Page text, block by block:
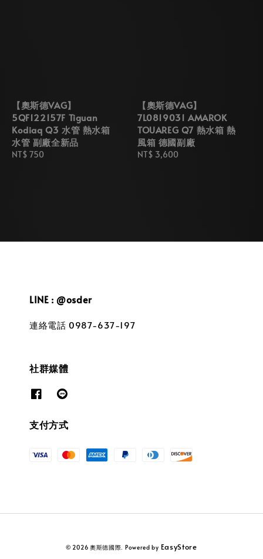
【奧斯德VAG】
5QF122157F Tiguan
Kodiaq Q3 水管 熱水箱
水管 副廠全新品
Regular
NT$ 750
【奧斯德VAG】
7L0819031 AMAROK
TOUAREG Q7 熱水箱 熱
風箱 德國副廠
Regular
NT$ 3,600
LINE : @osder
連絡電話 0987-637-197
社群媒體
支付方式
© 2026 奧斯德國際. Powered by EasyStore